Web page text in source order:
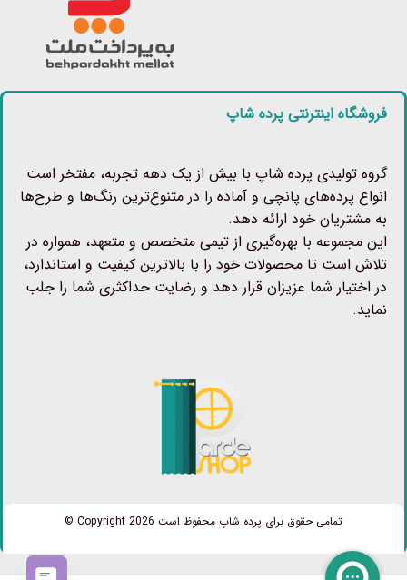
فروشگاه اینترنتی پرده شاپ
گروه تولیدی پرده شاپ با بیش از یک دهه تجربه، مفتخر است
انواع پرده‌های پانچی و آماده را در متنوع‌ترین رنگ‌ها و طرح‌ها
به مشتریان خود ارائه دهد.
این مجموعه با بهره‌گیری از تیمی متخصص و متعهد، همواره در
تلاش است تا محصولات خود را با بالاترین کیفیت و استاندارد،
در اختیار شما عزیزان قرار دهد و رضایت حداکثری شما را جلب
نماید.
تمامی حقوق برای پرده شاپ محفوظ است Copyright 2026 ©